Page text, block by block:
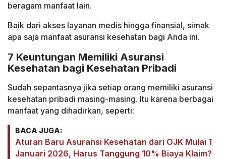
beragam manfaat lain.
Baik dari akses layanan medis hingga finansial, simak
apa saja manfaat asuransi kesehatan bagi Anda ini.
7 Keuntungan Memiliki Asuransi
Kesehatan bagi Kesehatan Pribadi
Sudah sepantasnya jika setiap orang memiliki asuransi
kesehatan pribadi masing-masing. Itu karena berbagai
manfaat yang dihadirkan, seperti:
BACA JUGA:
Aturan Baru Asuransi Kesehatan dari OJK Mulai 1
Januari 2026, Harus Tanggung 10% Biaya Klaim?